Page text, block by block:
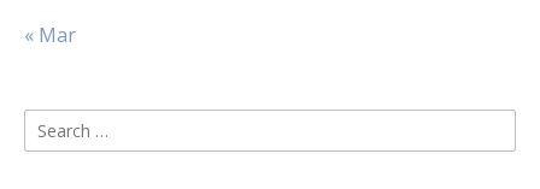
« Mar
Search
for: